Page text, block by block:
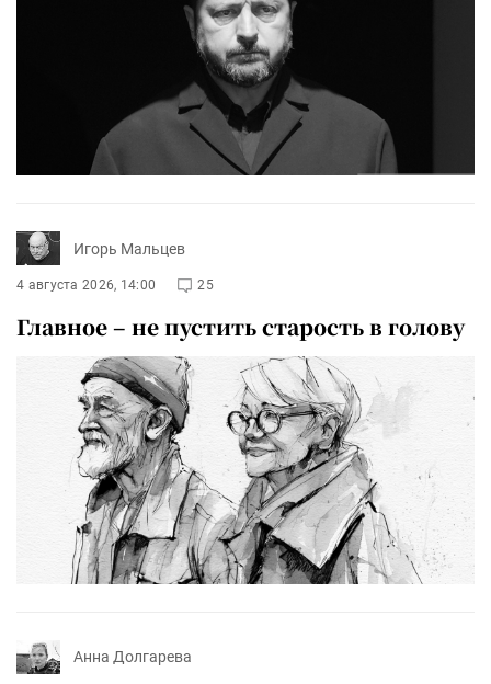
Игорь Мальцев
4 августа 2026, 14:00 25
Главное – не пустить старость в голову
Анна Долгарева